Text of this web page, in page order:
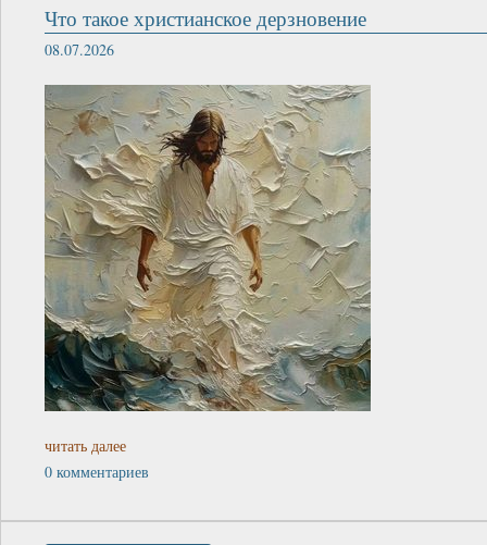
Что такое христианское дерзновение
08.07.2026
читать далее
0 комментариев